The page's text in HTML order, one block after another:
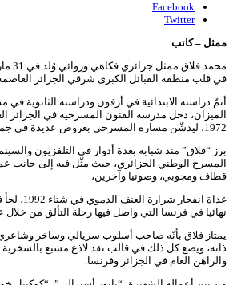
Facebook
Twitter
ممثل – كاتب
في قلب منطقة القبائل الكبرى شرقي الجزائر
أتمّ دراسته الابتدائية في أزفون ودراسته الثانوية
1972، ليدشّن مساره المسرحي بعروض عديدة في جميع أنحاء الجزائر.
برز “فلاق” منذ شبابه بعدة أدوار في التلفزيون
المسرح الوطني الجزائري، حيث مثّل فيه إلى جانب
قطاف ومجوبي، وصونيا وآخرين،
غداة
نهائيا في فرنسا التي واصل فيها رحلة التألق من
يمتاز فلاق بأنّه صاحب أسلوب سريالي وساخر
ذاته، ويضع كل ذلك في قالب نقد لاذع مشبع بالسخرية
والراهن العام في الجزائر وفرنسا.